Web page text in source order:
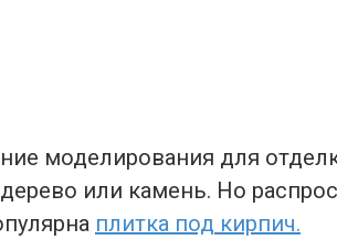
моделирования для
или камень. Но
плитка под кирпич.